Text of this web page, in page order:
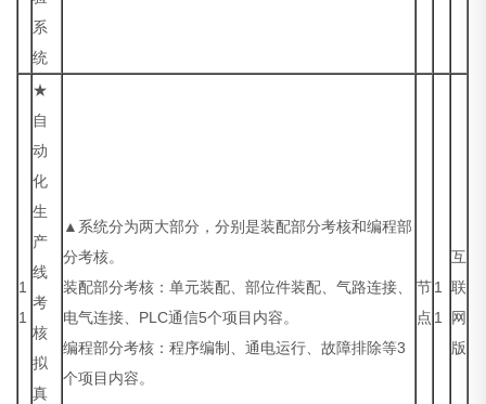
系
统
1
1
★
自
动
化
生
产
线
考
核
拟
真
▲系统分为两大部分，分别是装配部分考核和编程部
分考核。
装配部分考核：单元装配、部位件装配、气路连接、
电气连接、PLC通信5个项目内容。
编程部分考核：程序编制、通电运行、故障排除等3
个项目内容。
节
点
1
1
互
联
网
版